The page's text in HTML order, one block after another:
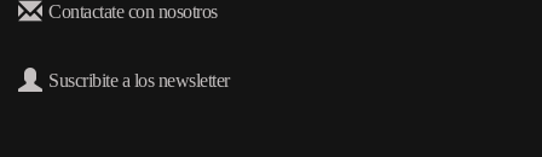
Contactate con nosotros
Suscribite a los newsletter